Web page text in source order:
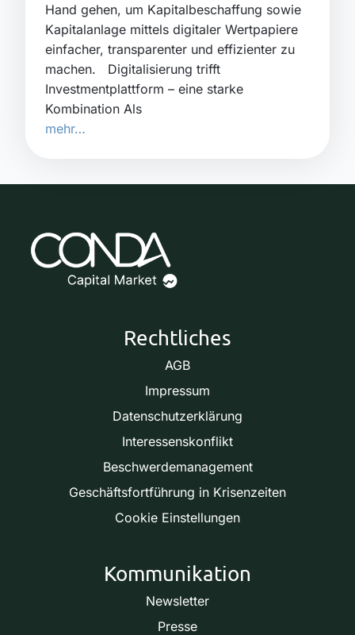
Hand gehen, um Kapitalbeschaffung sowie
Kapitalanlage mittels digitaler Wertpapiere
einfacher, transparenter und effizienter zu
machen. Digitalisierung trifft
Investmentplattform – eine starke
Kombination Als
mehr…
Rechtliches
AGB
Impressum
Datenschutzerklärung
Interessenskonflikt
Beschwerdemanagement
Geschäftsfortführung in Krisenzeiten
Cookie Einstellungen
Kommunikation
Newsletter
Presse